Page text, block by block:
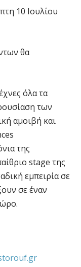
10 Ιουλίου
θα
όλα τα
των
αμοιβή και
της
stage της
εμπειρία σε
σε έναν